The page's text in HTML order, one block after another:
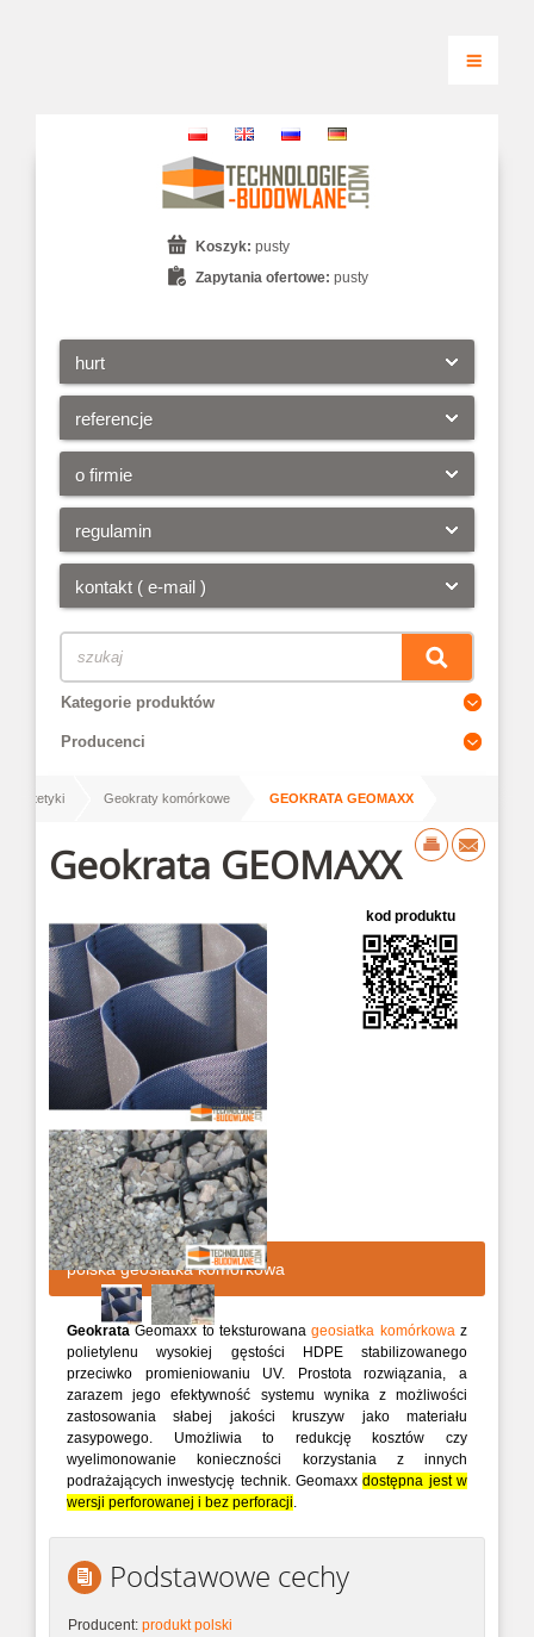
hurt
referencje
o firmie
regulamin
kontakt ( e-mail )
Koszyk: pusty
Zapytania ofertowe: pusty
Kategorie produktów
Producenci
Geokraty komórkowe GEOKRATA GEOMAXX
Geokrata GEOMAXX
polska geosiatka komórkowa
Geokrata Geomaxx to teksturowanageosiatka komórkowaz
polietylenu wysokiej gęstości HDPE stabilizowanego
przeciwko promieniowaniu UV. Prostota rozwiązania, a
zarazem jego efektywność systemu wynika z możliwości
zastosowania słabej jakości kruszyw jako materiału
zasypowego. Umożliwia to redukcję kosztów czy
wyelimonowanie konieczności korzystania z innych
podrażających inwestycję technik. Geomaxxdostępna jest w
wersji perforowanej i bez perforacji.
Podstawowe cechy
Producent: produkt polski
kod produktu